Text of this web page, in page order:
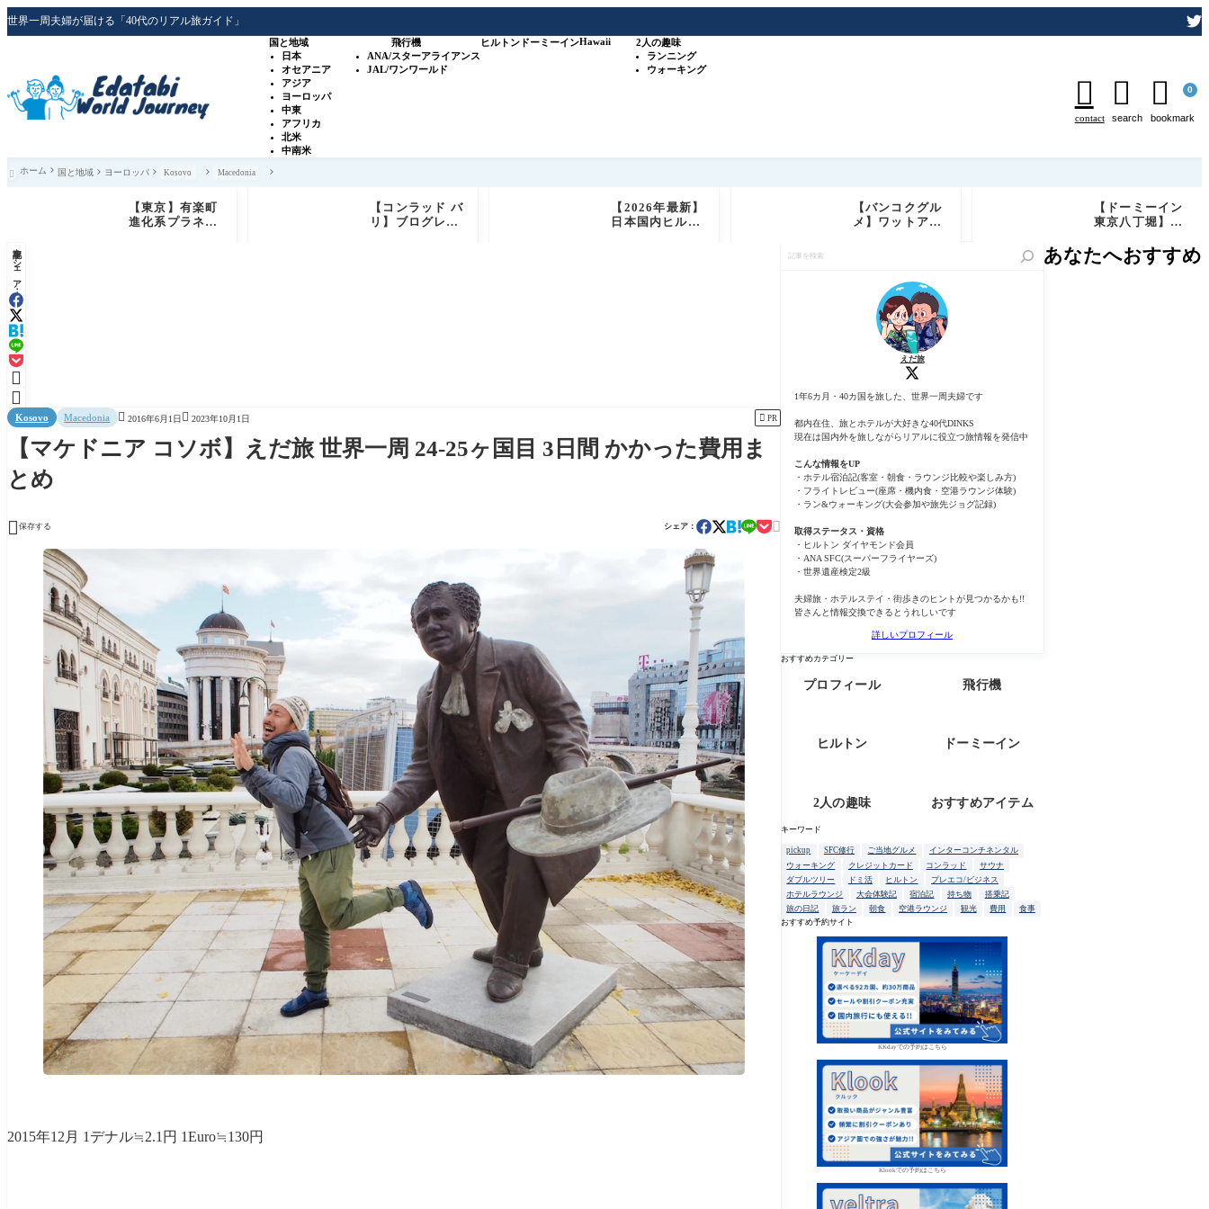
世界一周夫婦が届ける「40代のリアル旅ガイド」
国と地域
日本
オセアニア
アジア
ヨーロッパ
中東
アフリカ
北米
中南米
飛行機
ANA/スターアライアンス
JAL/ワンワールド
ヒルトン ドーミーインHawaii
2人の趣味
ランニング
ウォーキング

contact

search
 0
bookmark
 ホーム 国と地域 ヨーロッパ Kosovo Macedonia
【東京】有楽町
進化系プラネタ
【コンラッド バ
リ】ブログレビ
【2026年最新】
日本国内ヒルト
【バンコクグル
メ】ワットアル
n」実食レビュ
ー｜予約必須の
特等席でしあわ
せディナー
【ドーミーイン
東京八丁堀】宿
室・天然温泉・
サウナ・無料サ
記事をシェア：


Kosovo Macedonia  2016年6月1日  2023年10月1日  PR
【マケドニア コソボ】えだ旅 世界一周 24-25ヶ国目 3日間 かかった費用ま
とめ
 保存する シェア： 
2015年12月 1デナル≒2.1円 1Euro≒130円
えだ旅
1年6カ月・40カ国を旅した、世界一周夫婦です
都内在住、旅とホテルが大好きな40代DINKS
現在は国内外を旅しながらリアルに役立つ旅情報を発信中
こんな情報をUP
・ホテル宿泊記(客室・朝食・ラウンジ比較や楽しみ方)
・フライトレビュー(座席・機内食・空港ラウンジ体験)
・ラン&ウォーキング(大会参加や旅先ジョグ記録)
取得ステータス・資格
・ヒルトン ダイヤモンド会員
・ANA SFC(スーパーフライヤーズ)
・世界遺産検定2級
夫婦旅・ホテルステイ・街歩きのヒントが見つかるかも!!
皆さんと情報交換できるとうれしいです
詳しいプロフィール
おすすめカテゴリー
プロフィール 飛行機
ヒルトン ドーミーイン
2人の趣味 おすすめアイテム
キーワード
pickup SFC修行 ご当地グルメ
インターコンチネンタル
ウォーキング
クレジットカード コンラッド
サウナ
ダブルツリー
ドミ活 ヒルトン
プレエコ/ビジネス
ホテルラウンジ
大会体験記 宿泊記 持ち物
搭乗記
旅の日記
旅ラン 朝食 空港ラウンジ 観光 費用
食事
おすすめ予約サイト
KKdayでの予約はこちら
Klookでの予約はこちら
あなたへおすすめ